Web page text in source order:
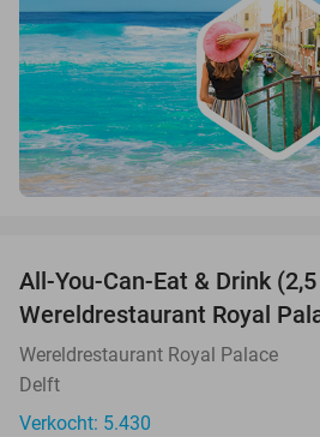
All-You-Can-Eat & Drink
Wereldrestaurant Royal
Wereldrestaurant Royal Palace
Delft
Verkocht: 5.430